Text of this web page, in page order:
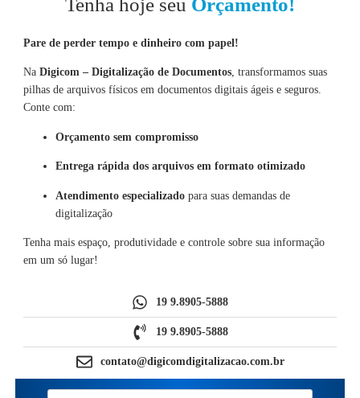
Tenha hoje seu Orçamento!
Pare de perder tempo e dinheiro com papel!
Na Digicom – Digitalização de Documentos, transformamos suas
pilhas de arquivos físicos em documentos digitais ágeis e seguros.
Conte com:
Orçamento sem compromisso
Entrega rápida dos arquivos em formato otimizado
Atendimento especializadopara suas demandas de
digitalização
Tenha mais espaço, produtividade e controle sobre sua informação
em um só lugar!
19 9.8905-5888
19 9.8905-5888
contato@digicomdigitalizacao.com.br